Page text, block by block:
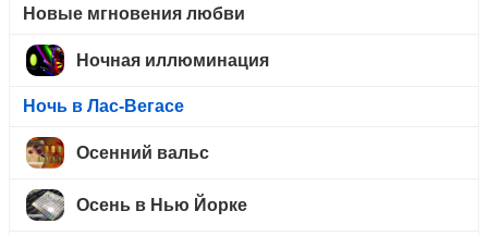
Новые мгновения любви
Ночная иллюминация
Ночь в Лас-Вегасе
Осенний вальс
Осень в Нью Йорке